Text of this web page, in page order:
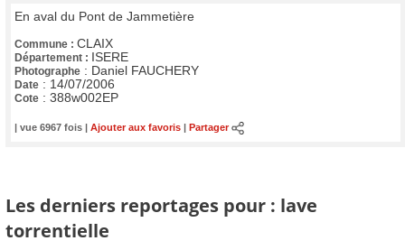
En aval du Pont de Jammetière
Commune : CLAIX
Département : ISERE
Photographe : Daniel FAUCHERY
Date : 14/07/2006
Cote : 388w002EP
| vue 6967 fois | Ajouter aux favoris Partager
Les derniers reportages pour : lave
torrentielle